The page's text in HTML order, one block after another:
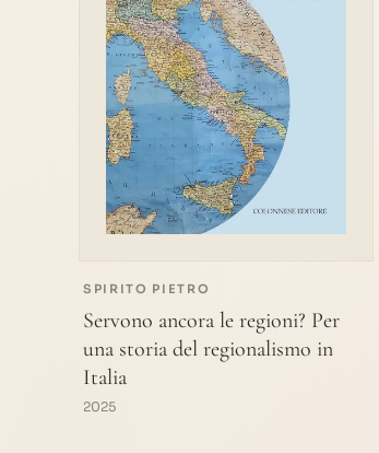
SPIRITO PIETRO
Servono ancora le regioni? Per
una storia del regionalismo in
Italia
2025